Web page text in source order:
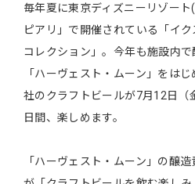
毎年夏に東京ディズニーリゾー
ピアリ」で開催されている「イ
コレクション」。今年も施設内
「ハーヴェスト・ムーン」をは
社のクラフトビールが7月12日（
日間、楽しめます。
「ハーヴェスト・ムーン」の醸